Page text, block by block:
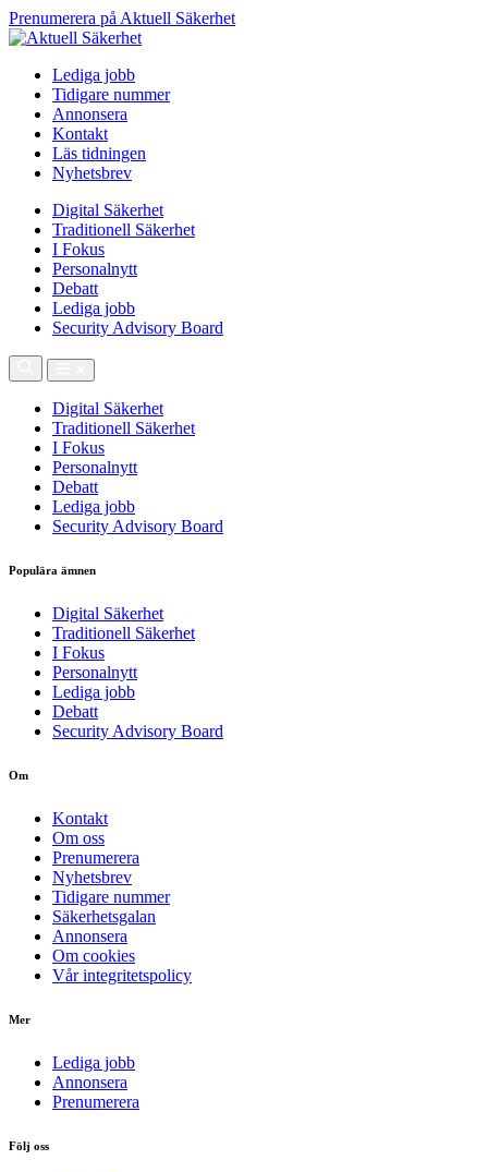
Prenumerera på Aktuell Säkerhet
Lediga jobb
Tidigare nummer
Annonsera
Kontakt
Läs tidningen
Nyhetsbrev
Digital Säkerhet
Traditionell Säkerhet
I Fokus
Personalnytt
Debatt
Lediga jobb
Security Advisory Board
Digital Säkerhet
Traditionell Säkerhet
I Fokus
Personalnytt
Debatt
Lediga jobb
Security Advisory Board
Populära ämnen
Digital Säkerhet
Traditionell Säkerhet
I Fokus
Personalnytt
Lediga jobb
Debatt
Security Advisory Board
Om
Kontakt
Om oss
Prenumerera
Nyhetsbrev
Tidigare nummer
Säkerhetsgalan
Annonsera
Om cookies
Vår integritetspolicy
Mer
Lediga jobb
Annonsera
Prenumerera
Följ oss